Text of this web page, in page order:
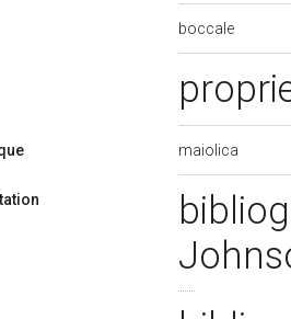
boccale
maiolica